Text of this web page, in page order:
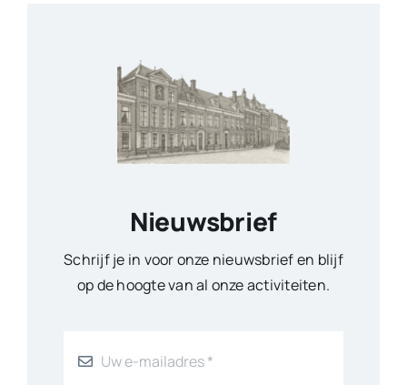
Nieuwsbrief
Schrijf je in voor onze nieuwsbrief en blijf
op de hoogte van al onze activiteiten.